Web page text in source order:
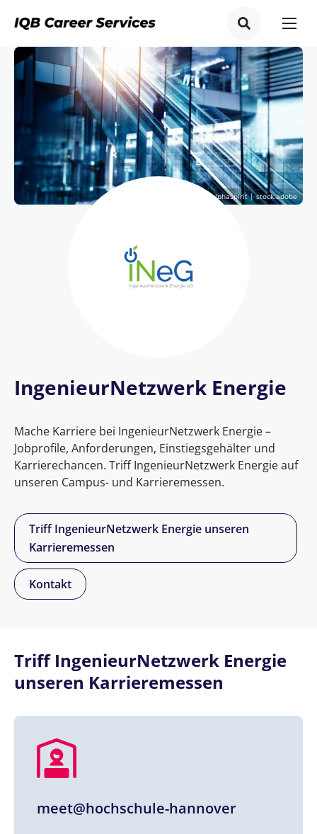
© alphaspirit | stock.adobe
IngenieurNetzwerk Energie
Mache Karriere bei IngenieurNetzwerk Energie –
Jobprofile, Anforderungen, Einstiegsgehälter und
Karrierechancen. Triff IngenieurNetzwerk Energie auf
unseren Campus- und Karrieremessen.
Triff IngenieurNetzwerk Energie unseren
Karrieremessen
Kontakt
Triff IngenieurNetzwerk Energie
unseren Karrieremessen
meet@hochschule-hannover